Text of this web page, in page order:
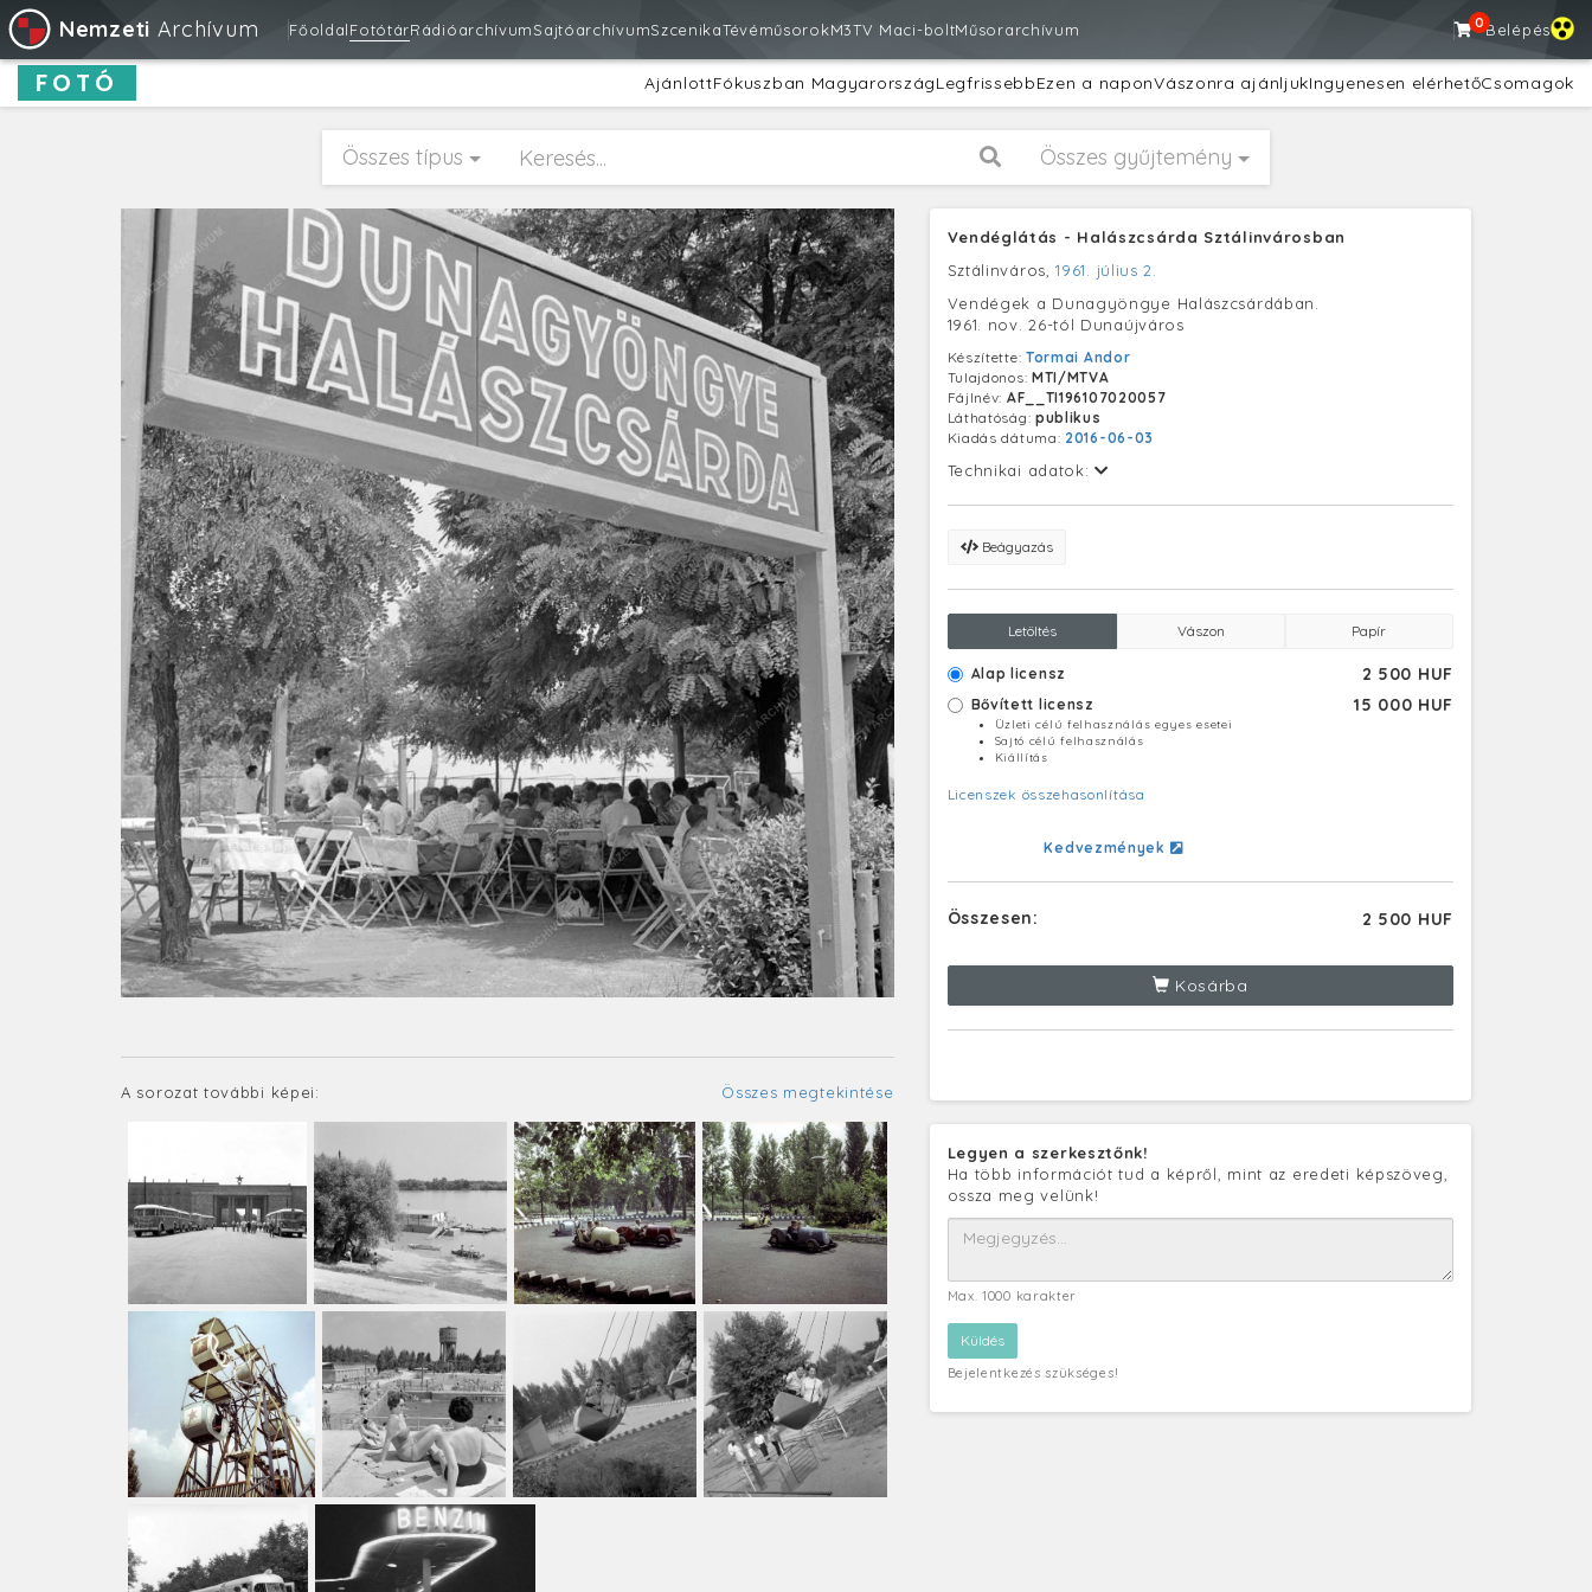
Nemzeti Archívum FőoldalFotótárRádióarchívumSajtóarchívumSzcenikaTévéműsorokM3TV Maci-boltMűsorarchívum 0Belépés
FOTÓ AjánlottFókuszban MagyarországLegfrissebbEzen a naponVászonra ajánljukIngyenesen elérhetőCsomagok
Összes típus Összes gyűjtemény
A sorozat további képei: Összes megtekintése
Vendéglátás - Halászcsárda Sztálinvárosban
Sztálinváros,1961. július 2.
Vendégek a Dunagyöngye Halászcsárdában.
1961. nov. 26-tól Dunaújváros
Készítette: Tormai Andor
Tulajdonos: MTI/MTVA
Fájlnév: AF__TI196107020057
Láthatóság: publikus
Kiadás dátuma: 2016-06-03
Technikai adatok:
Beágyazás
Letöltés Vászon Papír
Alap licensz 2 500 HUF
Bővített licensz 15 000 HUF
Üzleti célú felhasználás egyes esetei
Sajtó célú felhasználás
Kiállítás
Licenszek összehasonlítása
Kedvezmények
Összesen: 2 500 HUF
Kosárba
Legyen a szerkesztőnk!
Ha több információt tud a képről, mint az eredeti képszöveg,
ossza meg velünk!
Max. 1000 karakter
Bejelentkezés szükséges!